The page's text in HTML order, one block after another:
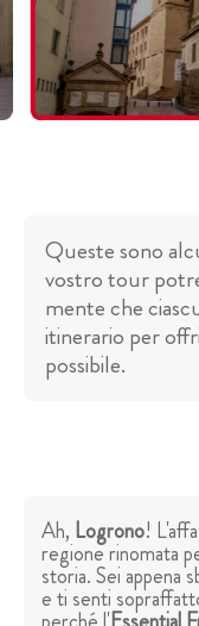
Queste sono
vostro tour
mente che
itinerario per
possibile.
Ah, Logrono!
regione rinomata
storia. Sei appena
e ti senti